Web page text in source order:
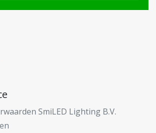
SmiLED Lighting B.V.